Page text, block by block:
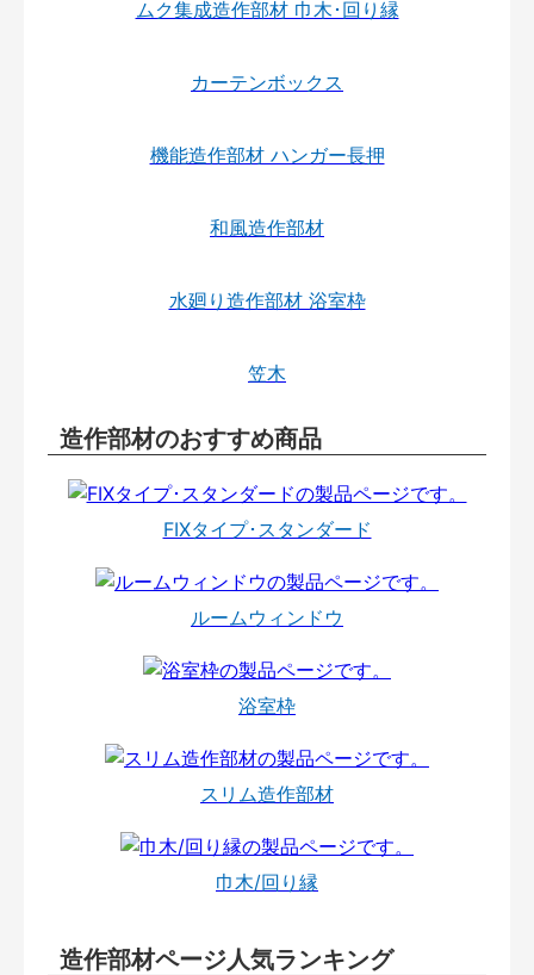
ムク集成造作部材 巾木･回り縁
カーテンボックス
機能造作部材 ハンガー長押
和風造作部材
水廻り造作部材 浴室枠
笠木
造作部材のおすすめ商品
FIXタイプ･スタンダード
ルームウィンドウ
浴室枠
スリム造作部材
巾木/回り縁
造作部材ページ人気ランキング